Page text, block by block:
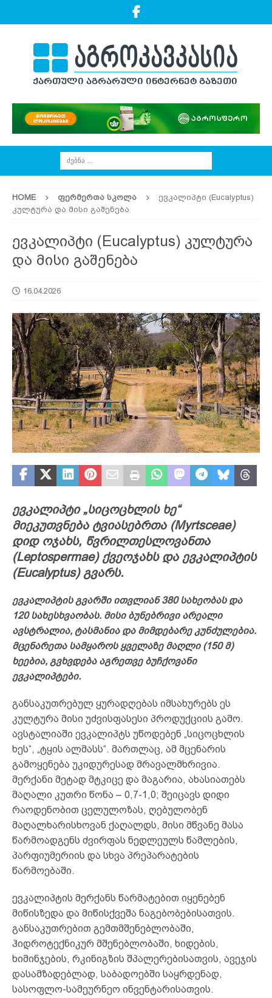
HOME ᲤᲔᲠᲛᲔᲠᲗᲐ ᲡᲙᲝᲚᲐ
ევკალიპტი (Eucalyptus)
კულტურა და მისი გაშენება
ევკალიპტი (Eucalyptus) კულტურა
და მისი გაშენება
16.04.2026
ევკალიპტი „სიცოცხლის ხე“
მიეკუთვნება ტვიასებრთა (Myrtsceae)
დიდ ოჯახს, წვრილთესლოვანთა
(Leptospermae) ქვეოჯახს და ევკალიპტის
(Eucalyptus) გვარს.
ევკალიპტის გვარ­ში ით­ვლი­ან 380 სა­ხე­ობ­ას და
120 სა­ხეს­ხვა­ობ­ას. მისი ბუნებრივი არეალი
ავსტრალია, ტასმანია და მიმდებარე კუნძულებია.
მცენარეთა სამყაროს ყველაზე მაღლი (150 მ)
ხეებია, გვხვდება აგრეთვე ბუჩქოვანი
ევკალიპტები.
განსაკუთრებულ ყურადღებას იმსახურებს ეს
კულტურა მისი უძვისფასესი პროდუქციის გამო.
ავსტალიაში ევკალიპტს უწოდებენ „სიცოცხლის
ხეს“, „ტყის ალმასს“. მართლაც, ამ მცენარის
გამოყენება უკიდურესად მრავალმხრივია.
მერქანი მეტად მტკიცე და მაგარია, ახასიათებს
მაღალი კუთრი წონა – 0,7-1,0; შეიცავს დიდი
რაოდენობით ცელულოზას, ღებულობენ
მაღალხარისხოვან ქაღალდს, მისი მწვანე მასა
წარმოადგენს ძვირფას ნედლეულს წამლების,
პარფიუმერიის და სხვა პრეპარატების
წარმოებაში.
ევკალიპტის მერქანს წარმატებით იყენებენ
მიწისზედა და მიწისქვეშა ნაგებობებისათვის.
განსაკუთრებით გემთმშენებლობაში,
ჰიდროტექნიკურ მშენებლობაში, ხიდების,
ხიმინჯების, რკინიგზის შპალერებისათვის, ავეჯის
დასამზადებლად, საბადოებში საყრდენად,
სასოფლო-სამეურნეო ინვენტარისათვის.